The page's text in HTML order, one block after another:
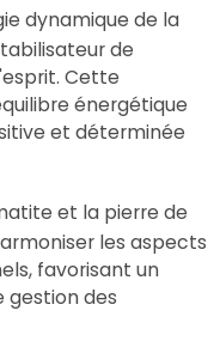
dynamique de la
de
Cette
énergétique
et déterminée
et la pierre de
les aspects
favorisant un
gestion des